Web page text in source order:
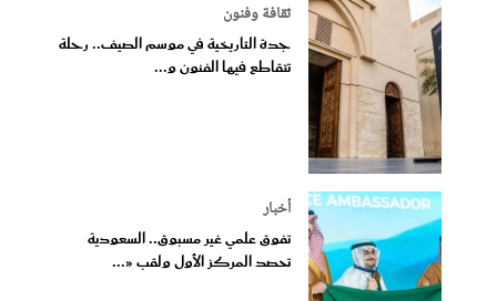
ثقافة وفنون
جدة التاريخية في موسم الصيف.. رحلة
تتقاطع فيها الفنون و...
أخبار
تفوق علمي غير مسبوق.. السعودية
تحصد المركز الأول ولقب «...